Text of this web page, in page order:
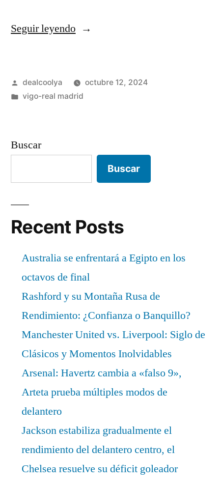
Seguir leyendo«Cortavientos
Publicado
por
dealcoolya
octubre 12, 2024
Publicado
vigo-real madrid
Buscar
Buscar
Recent Posts
Australia se enfrentará a Egipto en los
octavos de final
Rashford y su Montaña Rusa de
Rendimiento: ¿Confianza o Banquillo?
Manchester United vs. Liverpool: Siglo de
Clásicos y Momentos Inolvidables
Arsenal: Havertz cambia a «falso 9»,
Arteta prueba múltiples modos de
delantero
Jackson estabiliza gradualmente el
rendimiento del delantero centro, el
Chelsea resuelve su déficit goleador